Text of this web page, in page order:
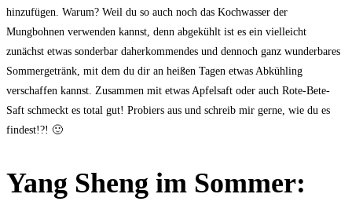
hinzufügen. Warum? Weil du so auch noch das Kochwasser der
Mungbohnen verwenden kannst, denn abgekühlt ist es ein vielleicht
zunächst etwas sonderbar daherkommendes und dennoch ganz wunderbares
Sommergetränk, mit dem du dir an heißen Tagen etwas Abkühling
verschaffen kannst. Zusammen mit etwas Apfelsaft oder auch Rote-Bete-
Saft schmeckt es total gut! Probiers aus und schreib mir gerne, wie du es
findest!?! 🙂
Yang Sheng im Sommer: